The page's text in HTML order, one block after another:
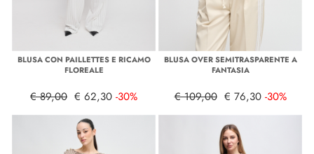
BLUSA CON PAILLETTES E RICAMO
FLOREALE
€ 89,00 € 62,30 -30%
BLUSA OVER SEMITRASPARENTE A
FANTASIA
€ 109,00 € 76,30 -30%